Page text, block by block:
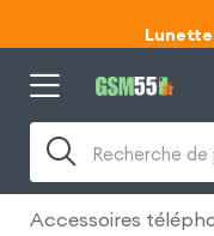
Recherche
Accessoires